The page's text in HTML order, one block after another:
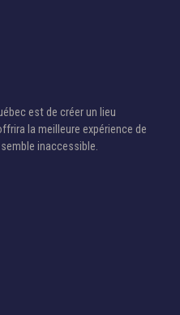
est de créer un lieu
la meilleure expérience de
inaccessible.